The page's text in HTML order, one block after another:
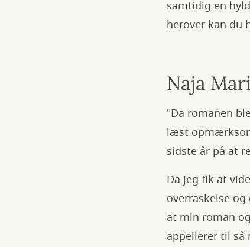
samtidig en
herover kan du
Naja
"Da romanen
læst
sidste år på at
Da jeg fik at
overraskelse
at min roman
appellerer til så